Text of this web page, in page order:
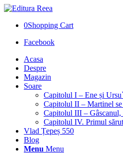
0Shopping Cart
Facebook
Acasa
Despre
Magazin
Soare
Capitolul I – Ene și
Capitolul II – Martinel se
Capitolul III – Gâscanul,
Capitolul IV. Primul sărut
Vlad Țepeș 550
Blog
Menu Menu